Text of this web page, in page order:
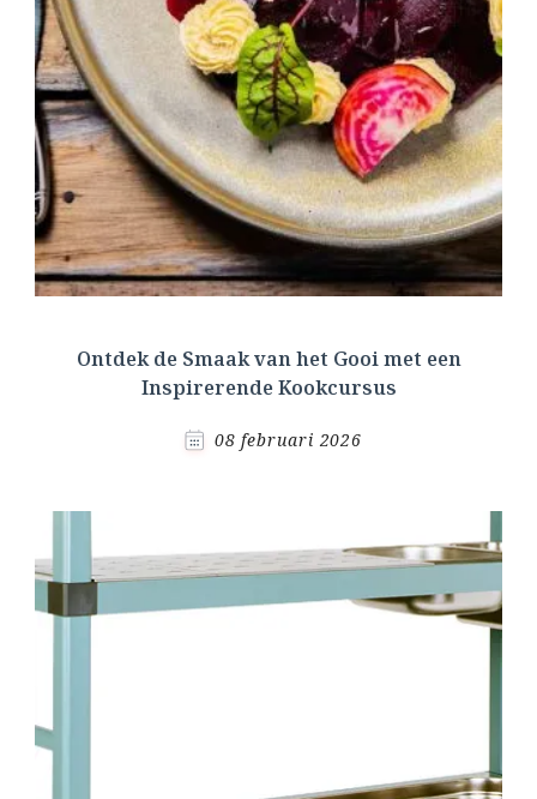
Ontdek de Smaak van het Gooi met een
Inspirerende Kookcursus
08 februari 2026